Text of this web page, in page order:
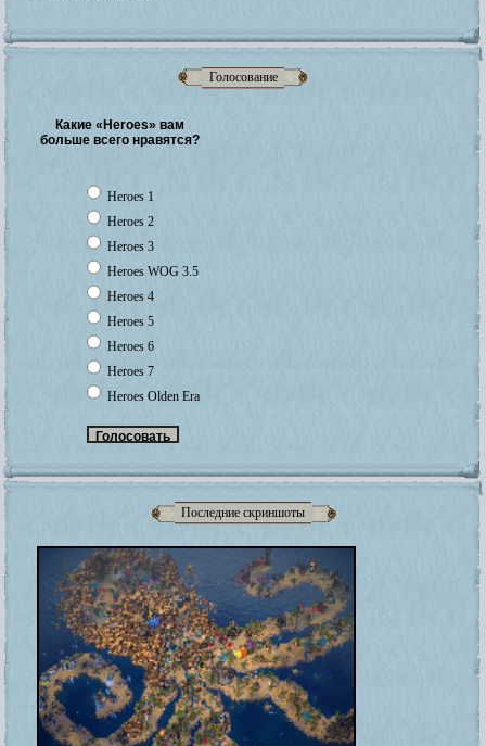
Голосование
Какие «Heroes» вам
больше всего нравятся?
Heroes 1
Heroes 2
Heroes 3
Heroes WOG 3.5
Heroes 4
Heroes 5
Heroes 6
Heroes 7
Heroes Olden Era
Последние скриншоты